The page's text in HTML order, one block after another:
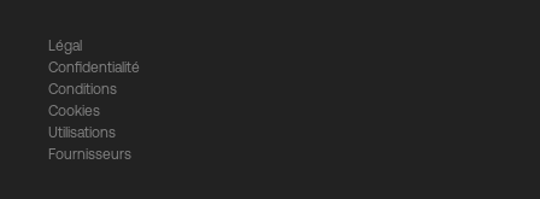
Légal
Confidentialité
Conditions
Cookies
Utilisations
Fournisseurs